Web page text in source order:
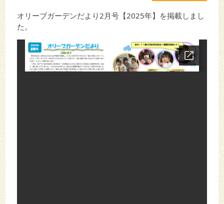
オリーブガーデンだより2月号【2025年】を掲載しまし
た。